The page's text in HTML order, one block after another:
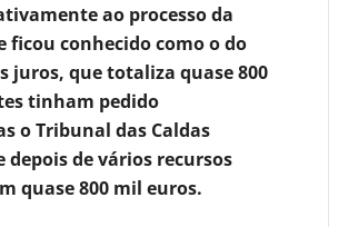
ao processo da
ficou conhecido como o do
juros, que totaliza quase 800
tinham pedido
o Tribunal das Caldas
de vários recursos
quase 800 mil euros.